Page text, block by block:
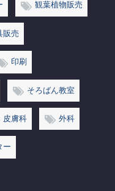
観葉植物販売
販売
印刷
そろばん教室
皮膚科 外科
ー